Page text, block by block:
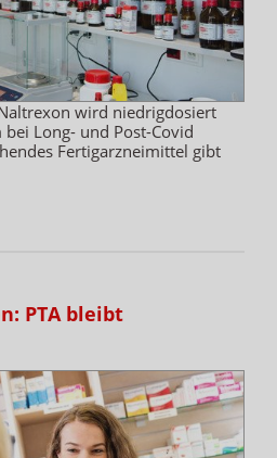
wird niedrigdosiert
Long- und Post-Covid
Fertigarzneimittel gibt
PTA bleibt